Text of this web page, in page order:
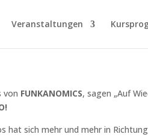
Veranstaltungen
von FUNKANOMICS, sagen „Auf
hat sich mehr und mehr in